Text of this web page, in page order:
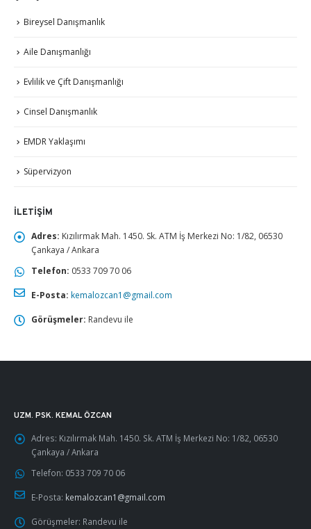
Bireysel Danışmanlık
Aile Danışmanlığı
Evlilik ve Çift Danışmanlığı
Cinsel Danışmanlık
EMDR Yaklaşımı
Süpervizyon
İLETIŞIM
Adres: Kızılırmak Mah. 1450. Sk. ATM İş Merkezi No: 1/82, 06530
Çankaya / Ankara
Telefon: 0533 709 70 06
E-Posta: kemalozcan1@gmail.com
Görüşmeler: Randevu ile
UZM. PSK. KEMAL ÖZCAN
Adres: Kızılırmak Mah. 1450. Sk. ATM İş Merkezi No: 1/82, 06530
Çankaya / Ankara
Telefon: 0533 709 70 06
E-Posta: kemalozcan1@gmail.com
Görüşmeler: Randevu ile